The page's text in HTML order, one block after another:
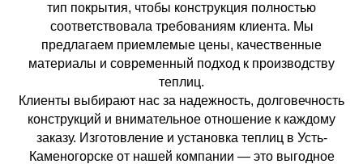
тип покрытия, чтобы конструкция полностью
соответствовала требованиям клиента. Мы
предлагаем приемлемые цены, качественные
материалы и современный подход к производству
теплиц.
Клиенты выбирают нас за надежность, долговечность
конструкций и внимательное отношение к каждому
заказу. Изготовление и установка теплиц в Усть-
Каменогорске от нашей компании — это выгодное